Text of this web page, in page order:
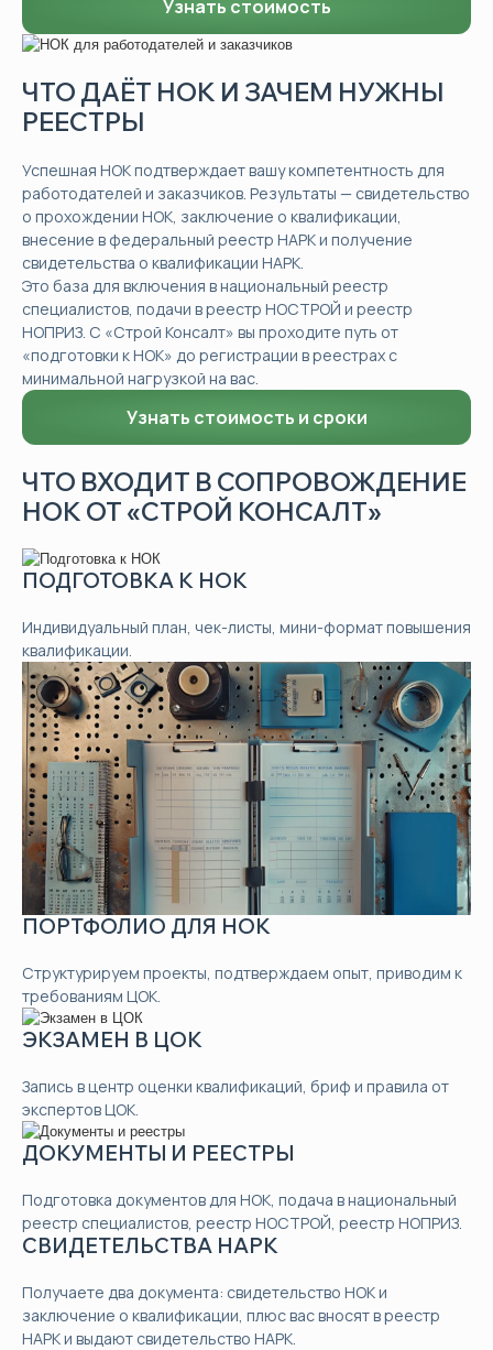
Узнать стоимость
ЧТО ДАЁТ НОК И ЗАЧЕМ НУЖНЫ
РЕЕСТРЫ
Успешная НОК подтверждает вашу компетентность для
работодателей и заказчиков. Результаты — свидетельство
о прохождении НОК, заключение о квалификации,
внесение в федеральный реестр НАРК и получение
свидетельства о квалификации НАРК.
Это база для включения в национальный реестр
специалистов, подачи в реестр НОСТРОЙ и реестр
НОПРИЗ. С «Строй Консалт» вы проходите путь от
«подготовки к НОК» до регистрации в реестрах с
минимальной нагрузкой на вас.
Узнать стоимость и сроки
ЧТО ВХОДИТ В СОПРОВОЖДЕНИЕ
НОК ОТ «СТРОЙ КОНСАЛТ»
ПОДГОТОВКА К НОК
Индивидуальный план, чек-листы, мини-формат повышения
квалификации.
ПОРТФОЛИО ДЛЯ НОК
Структурируем проекты, подтверждаем опыт, приводим к
требованиям ЦОК.
ЭКЗАМЕН В ЦОК
Запись в центр оценки квалификаций, бриф и правила от
экспертов ЦОК.
ДОКУМЕНТЫ И РЕЕСТРЫ
Подготовка документов для НОК, подача в национальный
реестр специалистов, реестр НОСТРОЙ, реестр НОПРИЗ.
СВИДЕТЕЛЬСТВА НАРК
Получаете два документа: свидетельство НОК и
заключение о квалификации, плюс вас вносят в реестр
НАРК и выдают свидетельство НАРК.